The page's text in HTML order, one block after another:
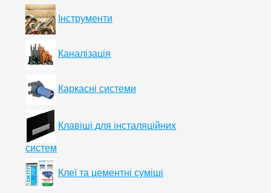
Інструменти
Каналізація
Каркасні системи
Клавіші для інсталяційних
систем
Клеї та цементні суміші